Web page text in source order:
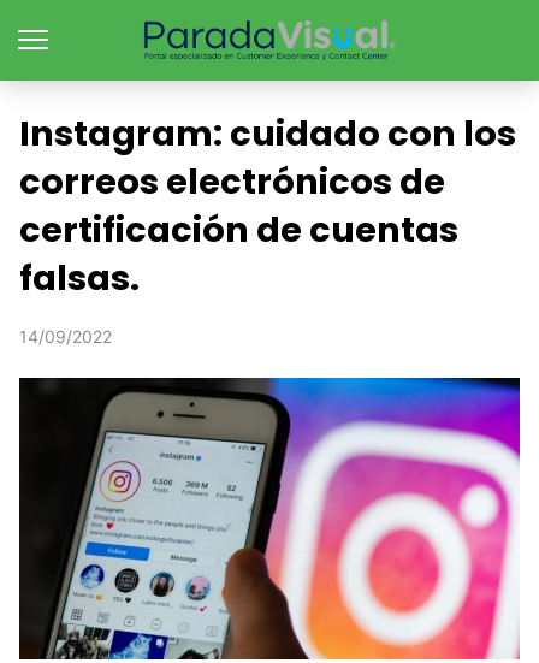
Instagram: cuidado con los
correos electrónicos de
certificación de cuentas
falsas.
14/09/2022